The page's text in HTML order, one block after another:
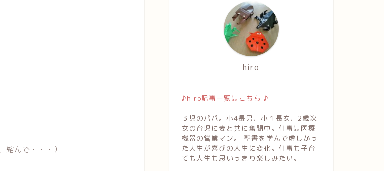
んで・・・）
hiro
♪hiro記事一覧はこちら ♪
３児のパパ。小4長男、小１長女、2歳次
女の育児に妻と共に奮闘中。仕事は医療
機器の営業マン。 聖書を学んで虚しかっ
た人生が喜びの人生に変化。仕事も子育
ても人生も思いっきり楽しみたい。